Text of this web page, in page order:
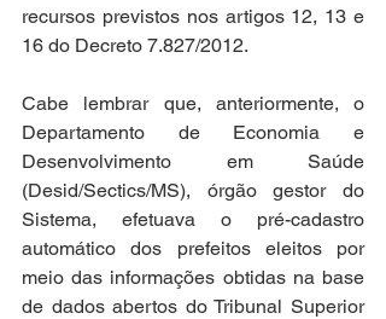
recursos previstos nos artigos 12, 13 e
16 do Decreto 7.827/2012.
Cabe lembrar que, anteriormente, o
Departamento de Economia e
Desenvolvimento em Saúde
(Desid/Sectics/MS), órgão gestor do
Sistema, efetuava o pré-cadastro
automático dos prefeitos eleitos por
meio das informações obtidas na base
de dados abertos do Tribunal Superior